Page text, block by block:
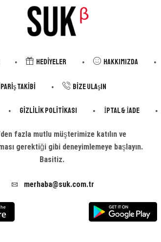
Hediyeler Hakkımızda
Takibi Bize Ulaşın
Gizlilik Politikası İptal & İade
fazla mutlu müşterimize katılın ve
gerektiği gibi deneyimlemeye başlayın.
Basitiz.
merhaba@suk.com.tr